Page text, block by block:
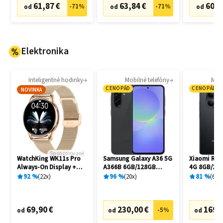
od 61,87 € -71% od 63,84 € -71% od
Elektronika
Inteligentné hodinky
NOVINKA
Sponzorované
WatchKing WK11s Pro
Always-On Display +
Extra remienok
92% 22x
od 69,90 €
Mobilné telefóny
CENOPÁD
Samsung Galaxy A36 5G
A366B 6GB/128GB
Awesome Black
96% 20x
od 230,00 € -5%
CENOPÁD
Xiaomi
4G 8GB/
81% 6
od